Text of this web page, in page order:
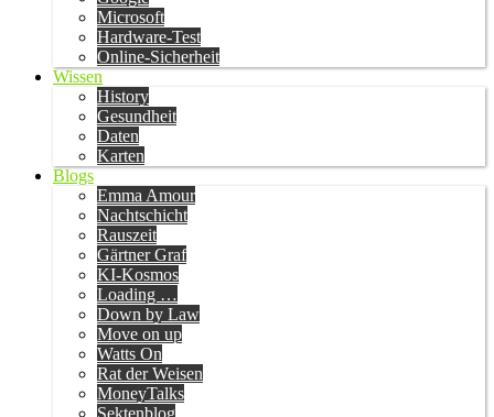
Microsoft
Hardware-Test
Online-Sicherheit
Wissen
History
Gesundheit
Daten
Karten
Blogs
Emma Amour
Nachtschicht
Rauszeit
Gärtner Graf
KI-Kosmos
Loading …
Down by Law
Move on up
Watts On
Rat der Weisen
MoneyTalks
Sektenblog